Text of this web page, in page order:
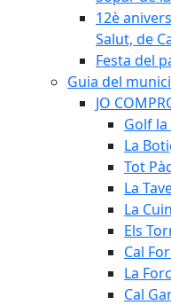
12è
Salut, de
Festa del
Guia del
JO
Golf
La
Tot
La
La
Els
Cal
La
Cal